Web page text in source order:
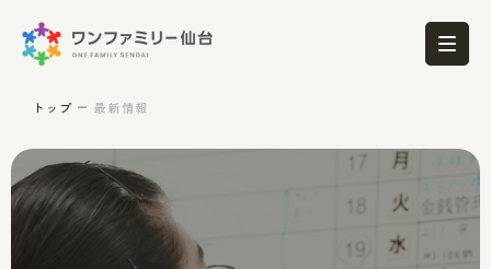
トップ 最新情報